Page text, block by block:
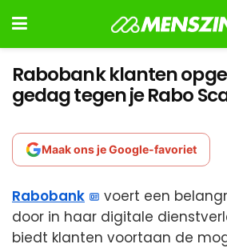
Rabobank klanten
gedag tegen je Rabo
Maak ons je Google-favoriet
Rabobank
voert een
door in haar digitale
biedt klanten voortaan de